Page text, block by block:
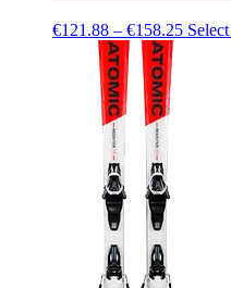
€121.88 – €158.25